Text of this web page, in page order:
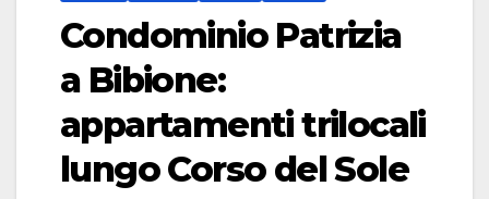
Condominio Patrizia
a Bibione:
appartamenti trilocali
lungo Corso del Sole